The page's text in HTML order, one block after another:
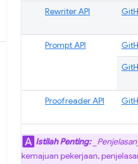
Rewriter API
Prompt API
Proofreader API
Istilah Penting:
kemajuan pekerjaan,